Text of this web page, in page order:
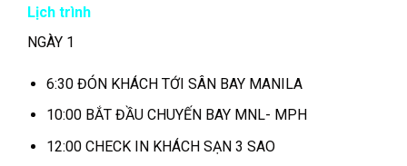
Lịch trình
NGÀY 1
6:30 ĐÓN KHÁCH TỚI SÂN BAY MANILA
10:00 BẮT ĐẦU CHUYẾN BAY MNL- MPH
12:00 CHECK IN KHÁCH SẠN 3 SAO